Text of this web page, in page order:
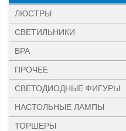
ЛЮСТРЫ
СВЕТИЛЬНИКИ
БРА
ПРОЧЕЕ
СВЕТОДИОДНЫЕ ФИГУРЫ
НАСТОЛЬНЫЕ ЛАМПЫ
ТОРШЕРЫ